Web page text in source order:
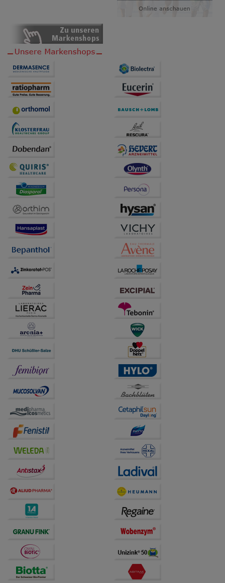
Dritte wie z.B. Google oder soziale Medien
übertragen werden.